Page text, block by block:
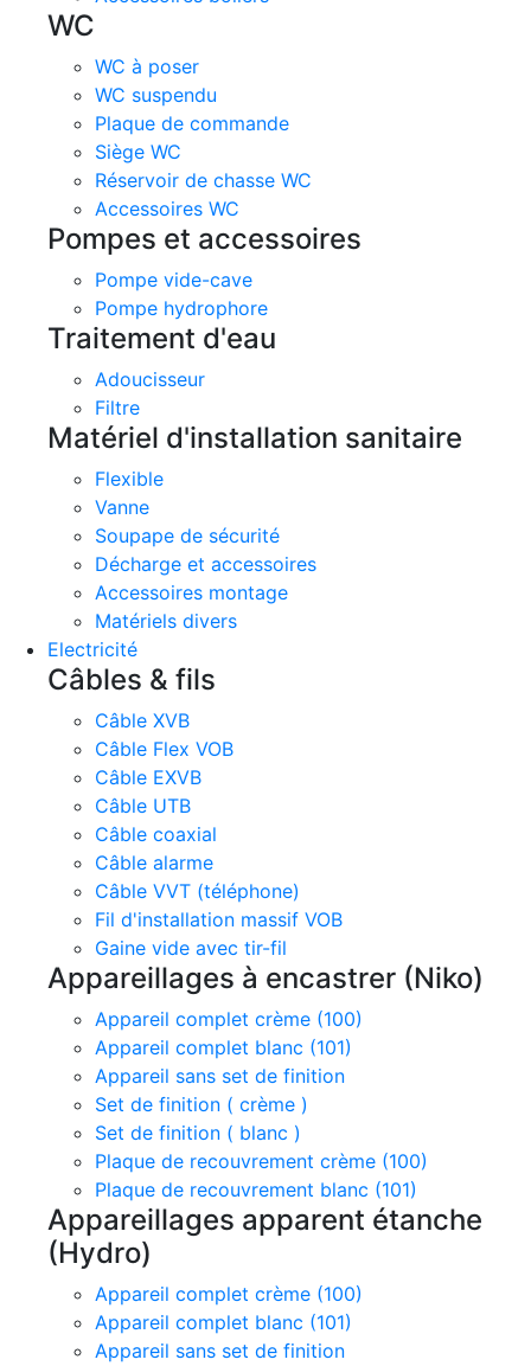
WC
WC à poser
WC suspendu
Plaque de commande
Siège WC
Réservoir de chasse WC
Accessoires WC
Pompes et accessoires
Pompe vide-cave
Pompe hydrophore
Traitement d'eau
Adoucisseur
Filtre
Matériel d'installation sanitaire
Flexible
Vanne
Soupape de sécurité
Décharge et accessoires
Accessoires montage
Matériels divers
Electricité
Câbles & fils
Câble XVB
Câble Flex VOB
Câble EXVB
Câble UTB
Câble coaxial
Câble alarme
Câble VVT (téléphone)
Fil d'installation massif VOB
Gaine vide avec tir-fil
Appareillages à encastrer (Niko)
Appareil complet crème (100)
Appareil complet blanc (101)
Appareil sans set de finition
Set de finition ( crème )
Set de finition ( blanc )
Plaque de recouvrement crème (100)
Plaque de recouvrement blanc (101)
Appareillages apparent étanche
(Hydro)
Appareil complet crème (100)
Appareil complet blanc (101)
Appareil sans set de finition